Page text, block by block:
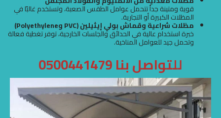
قوية ومتينة جداً تتحمل عوامل الطقس الصعبة، وتستخدم غالبًا في
المظلات الكبيرة أو التجارية.
مظلات شراعية وقماش بولي إيثيلين (PVC وPolyethylene)
خبرة استخدام عالية في الحدائق والجلسات الخارجية، توفر تغطية فعالة
وتحمل جيد للعوامل المناخية.
للتواصل بنا 0500441479